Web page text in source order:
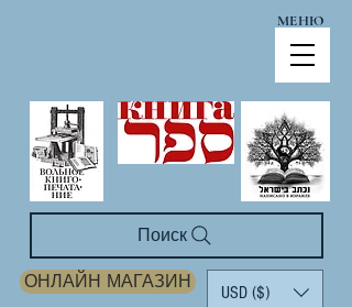
МЕНЮ
ОНЛАЙН МАГАЗИН
USD ($)
Поиск